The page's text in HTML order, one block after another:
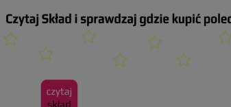
ARTYKUŁY